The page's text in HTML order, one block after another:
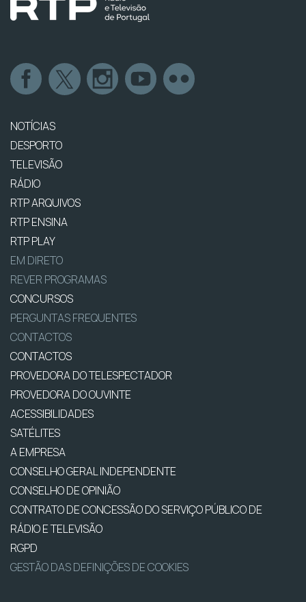
NOTÍCIAS
DESPORTO
TELEVISÃO
RÁDIO
RTP ARQUIVOS
RTP ENSINA
RTP PLAY
EM DIRETO
REVER PROGRAMAS
CONCURSOS
PERGUNTAS FREQUENTES
CONTACTOS
CONTACTOS
PROVEDORA DO TELESPECTADOR
PROVEDORA DO OUVINTE
ACESSIBILIDADES
SATÉLITES
A EMPRESA
CONSELHO GERAL INDEPENDENTE
CONSELHO DE OPINIÃO
CONTRATO DE CONCESSÃO DO SERVIÇO PÚBLICO DE
RÁDIO E TELEVISÃO
RGPD
GESTÃO DAS DEFINIÇÕES DE COOKIES